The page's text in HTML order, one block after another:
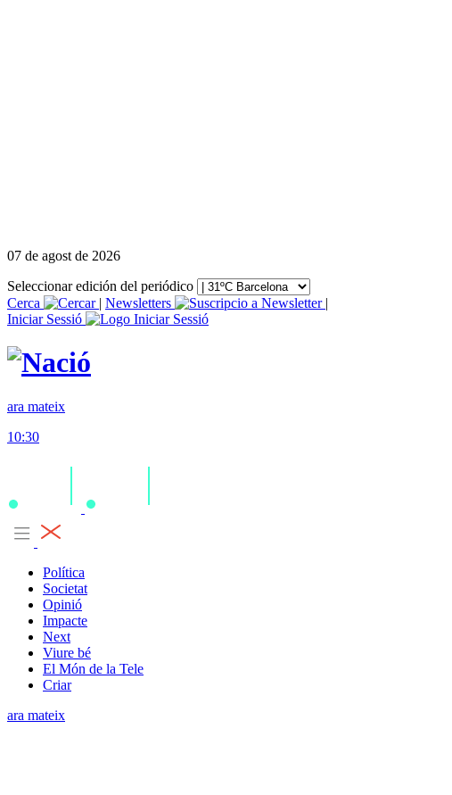
07 de agost de 2026
Seleccionar edición del periódico
Cerca
| Newsletters
|
Iniciar Sessió
ara mateix
10:30
Política
Societat
Opinió
Impacte
Next
Viure bé
El Món de la Tele
Criar
ara mateix